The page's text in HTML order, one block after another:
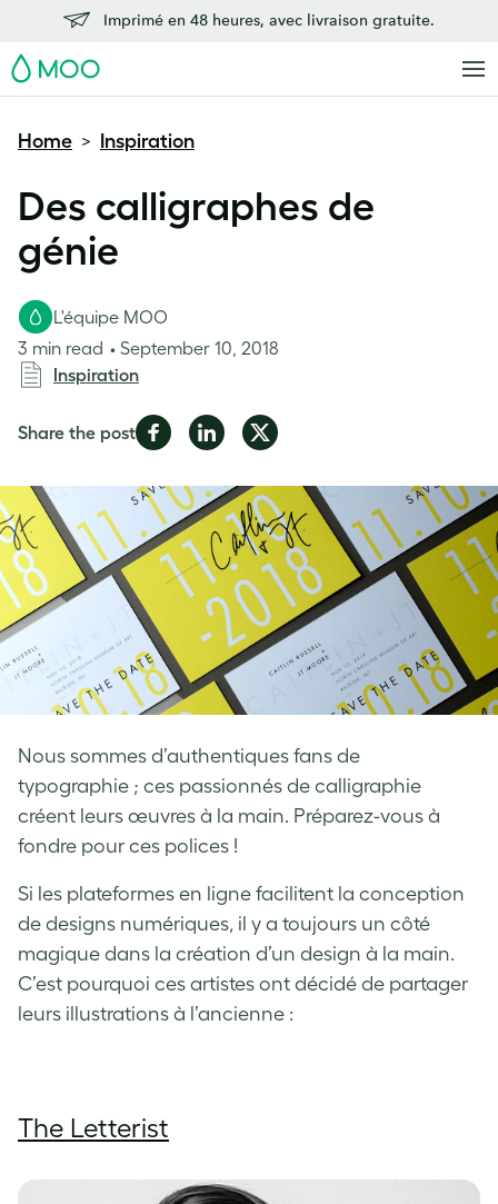
Imprimé en 48 heures, avec livraison gratuite.
MOO
Home > Inspiration
Des calligraphes de
génie
L'équipe MOO
3 min read
September 10, 2018
Inspiration
Share the postShare
Facebook
Share
LinkedIn
Share
Twitter
Nous sommes d’authentiques fans de
typographie ; ces passionnés de calligraphie
créent leurs œuvres à la main. Préparez-vous à
fondre pour ces polices !
Si les plateformes en ligne facilitent la conception
de designs numériques, il y a toujours un côté
magique dans la création d’un design à la main.
C’est pourquoi ces artistes ont décidé de partager
leurs illustrations à l’ancienne :
The Letterist